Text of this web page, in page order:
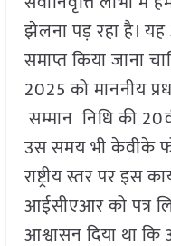
झेलना पड़ रहा है।
समाप्त किया जाना
2025 को माननीय
सम्मान निधि की
उस समय भी केवीके
राष्ट्रीय स्तर पर इस
आईसीएआर को पत्र
आश्वासन दिया था